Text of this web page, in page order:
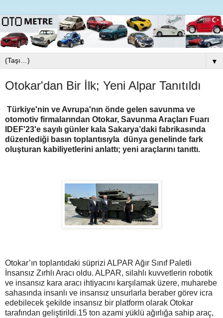
▼
Otokar'dan Bir İlk; Yeni Alpar Tanıtıldı
Türkiye'nin ve Avrupa'nın önde gelen savunma ve
otomotiv firmalarından Otokar, Savunma Araçları Fuarı
IDEF'23'e sayılı günler kala Sakarya’daki fabrikasında
düzenlediği basın toplantısıyla dünya genelinde fark
oluşturan kabiliyetlerini anlattı; yeni araçlarını tanıttı.
Otokar’ın toplantıdaki süprizi ALPAR Ağır Sınıf Paletli
İnsansız Zırhlı Aracı oldu. ALPAR, silahlı kuvvetlerin robotik
ve insansız kara aracı ihtiyacını karşılamak üzere, muharebe
sahasında insanlı ve insansız unsurlarla beraber görev icra
edebilecek şekilde insansız bir platform olarak Otokar
tarafından geliştirildi.15 ton azami yüklü ağırlığa sahip araç,